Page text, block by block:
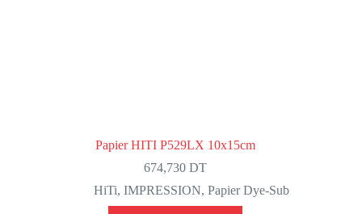
Papier HITI P529LX 10x15cm
674,730DT
HiTi,IMPRESSION,Papier Dye-Sub